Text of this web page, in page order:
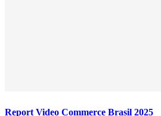
Report Video Commerce Brasil 2025